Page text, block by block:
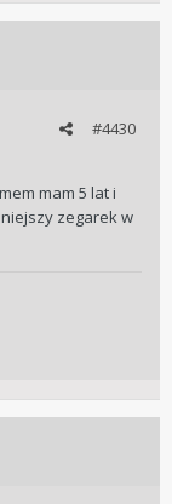
#4430
mam 5 lat i
zegarek w